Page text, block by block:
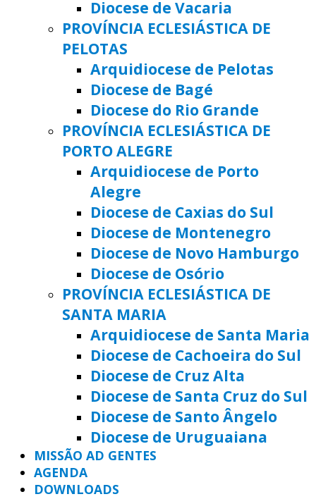
Diocese de Vacaria
PROVÍNCIA ECLESIÁSTICA DE
PELOTAS
Arquidiocese de Pelotas
Diocese de Bagé
Diocese do Rio Grande
PROVÍNCIA ECLESIÁSTICA DE
PORTO ALEGRE
Arquidiocese de Porto
Alegre
Diocese de Caxias do Sul
Diocese de Montenegro
Diocese de Novo Hamburgo
Diocese de Osório
PROVÍNCIA ECLESIÁSTICA DE
SANTA MARIA
Arquidiocese de Santa Maria
Diocese de Cachoeira do Sul
Diocese de Cruz Alta
Diocese de Santa Cruz do Sul
Diocese de Santo Ângelo
Diocese de Uruguaiana
MISSÃO AD GENTES
AGENDA
DOWNLOADS